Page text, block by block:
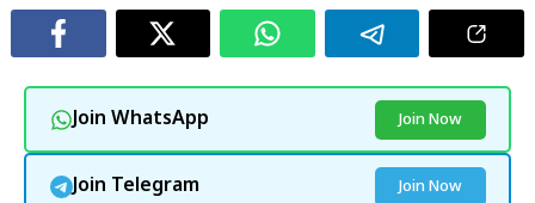
Join WhatsApp Join Now
Join Telegram Join Now